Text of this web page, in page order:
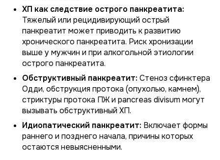
ХП как следствие острого панкреатита:
Тяжелый или рецидивирующий острый
панкреатит может приводить к развитию
хронического панкреатита. Риск хронизации
выше у мужчин и при алкогольной этиологии
острого панкреатита.
Обструктивный панкреатит: Стеноз сфинктера
Одди, обструкция протока (опухолью, камнем),
стриктуры протока ПЖ и pancreas divisum могут
вызывать обструктивный ХП.
Идиопатический панкреатит: Включает формы
раннего и позднего начала, причины которых
остаются невыясненными.